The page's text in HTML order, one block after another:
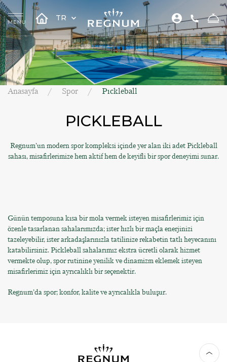
TR
Anasayfa Spor Pıckleball
PICKLEBALL
Regnum’un modern spor kompleksi içinde yer alan iki adet Pickleball
sahası, misafirlerimize hem aktif hem de keyifli bir spor deneyimi sunar.
Günün temposuna kısa bir mola vermek isteyen misafirlerimiz için
özenle tasarlanan sahalarımızda; ister hızlı bir maçla enerjinizi
tazeleyebilir, ister arkadaşlarınızla tatilinize rekabetin tatlı heyecanını
katabilirsiniz. Pickleball sahalarımız ekstra ücretli olarak hizmet
vermekte olup, spor rutinine yenilik ve dinamizm eklemek isteyen
misafirlerimiz için ayrıcalıklı bir seçenektir.
Regnum’da spor; konfor, kalite ve ayrıcalıkla buluşur.